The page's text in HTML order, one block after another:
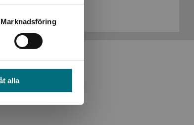
Marknadsföring
alla